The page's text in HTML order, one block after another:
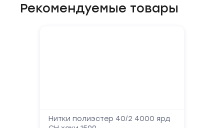
Рекомендуемые товары
Нитки полиэстер 40/2 4000 ярд